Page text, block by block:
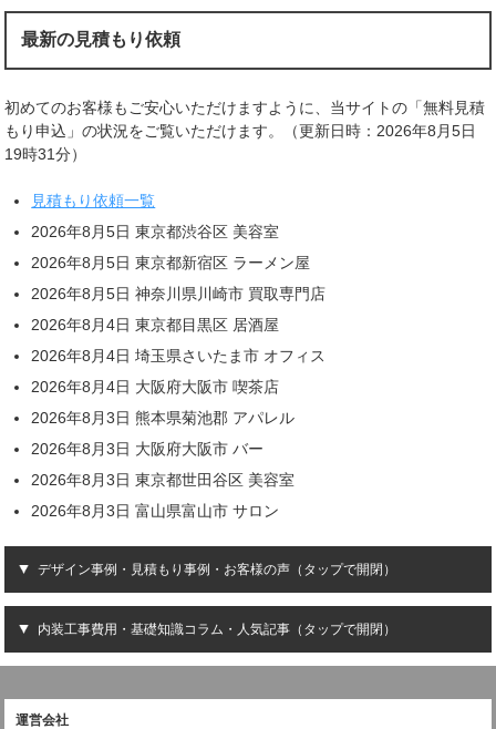
最新の見積もり依頼
初めてのお客様もご安心いただけますように、当サイトの「無料見積
もり申込」の状況をご覧いただけます。（更新日時：2026年8月5日
19時31分）
見積もり依頼一覧
2026年8月5日 東京都渋谷区 美容室
2026年8月5日 東京都新宿区 ラーメン屋
2026年8月5日 神奈川県川崎市 買取専門店
2026年8月4日 東京都目黒区 居酒屋
2026年8月4日 埼玉県さいたま市 オフィス
2026年8月4日 大阪府大阪市 喫茶店
2026年8月3日 熊本県菊池郡 アパレル
2026年8月3日 大阪府大阪市 バー
2026年8月3日 東京都世田谷区 美容室
2026年8月3日 富山県富山市 サロン
デザイン事例・見積もり事例・お客様の声（タップで開閉）
内装工事費用・基礎知識コラム・人気記事（タップで開閉）
運営会社